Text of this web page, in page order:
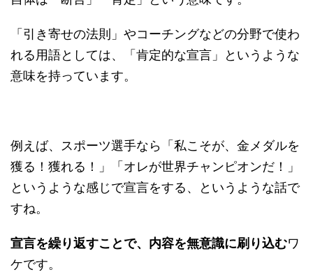
「引き寄せの法則」やコーチングなどの分野で使わ
れる用語としては、「肯定的な宣言」というような
意味を持っています。
例えば、スポーツ選手なら「私こそが、金メダルを
獲る！獲れる！」「オレが世界チャンピオンだ！」
というような感じで宣言をする、というような話で
すね。
宣言を繰り返すことで、内容を無意識に刷り込むワ
ケです。